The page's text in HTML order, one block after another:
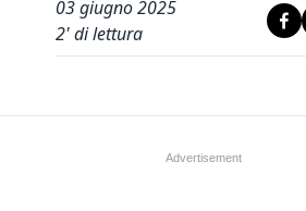
03 giugno 2025
2' di lettura